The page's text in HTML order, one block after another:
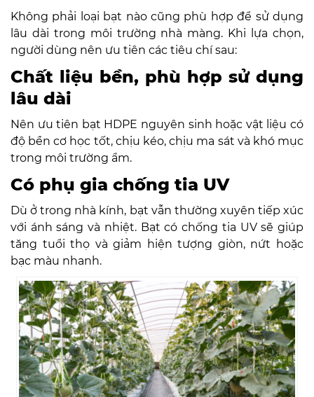
Không phải loại bạt nào cũng phù hợp để sử dụng
lâu dài trong môi trường nhà màng. Khi lựa chọn,
người dùng nên ưu tiên các tiêu chí sau:
Chất liệu bền, phù hợp sử dụng
lâu dài
Nên ưu tiên bạt HDPE nguyên sinh hoặc vật liệu có
độ bền cơ học tốt, chịu kéo, chịu ma sát và khó mục
trong môi trường ẩm.
Có phụ gia chống tia UV
Dù ở trong nhà kính, bạt vẫn thường xuyên tiếp xúc
với ánh sáng và nhiệt. Bạt có chống tia UV sẽ giúp
tăng tuổi thọ và giảm hiện tượng giòn, nứt hoặc
bạc màu nhanh.